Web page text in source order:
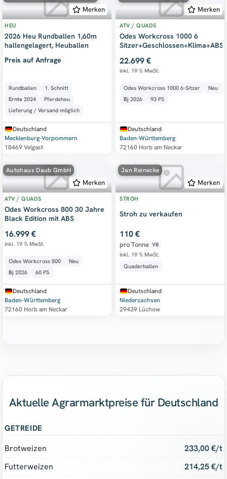
Merken
HEU
2026 Heu Rundballen 1,60m
hallengelagert, Heuballen
Preis auf Anfrage
Rundballen
1. Schnitt
Ernte 2024
Pferdeheu
Lieferung / Versand möglich
Deutschland
Mecklenburg-Vorpommern
18469 Velgast
Merken
ATV / QUADS
Odes Workcross 1000 6
22.699 €
inkl. 19 % MwSt.
Odes Workcross 1000 6-Sitzer
Neu
Bj 2026 93 PS
Deutschland
Baden-Württemberg
72160 Horb am Neckar
Autohaus Daub GmbH
Merken
ATV / QUADS
Odes Workcross 800 30 Jahre
Black Edition mit ABS
16.999 €
inkl. 19 % MwSt.
Odes Workcross 800
Neu
Bj 2026 60 PS
Deutschland
Baden-Württemberg
72160 Horb am Neckar
Jan Reinecke
Merken
STROH
Stroh zu verkaufen
110 €
pro Tonne VB
inkl. 19 % MwSt.
Quaderballen
Deutschland
Niedersachsen
29439 Lüchow
Aktuelle Agrarmarktpreise für Deutschland
GETREIDE
Brotweizen
233,00 €/t
Futterweizen
214,25 €/t